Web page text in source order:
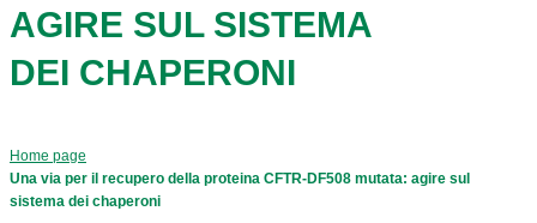
AGIRE SUL SISTEMA
DEI CHAPERONI
Home page
Una via per il recupero della proteina CFTR-DF508 mutata: agire sul
sistema dei chaperoni